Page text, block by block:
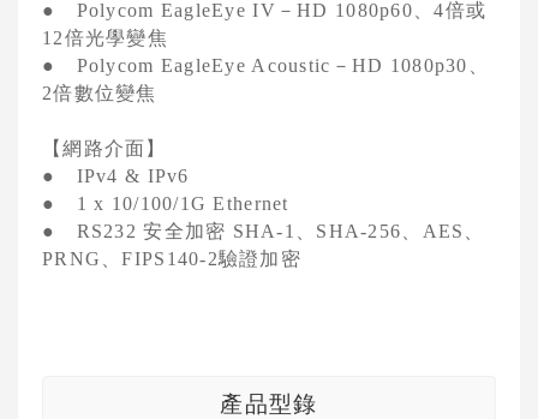
● Polycom EagleEye IV －HD 1080p60、4倍或
12倍光學變焦
● Polycom EagleEye Acoustic － HD 1080p30 、
2倍數位變焦
【網路介面】
●
IPv4 & IPv6
●
1 x 10/100/1G Ethernet
●
RS232安全加密 SHA-1 、 SHA-256、 AES 、
PRNG 、FIPS140-2驗證加密
產品型錄